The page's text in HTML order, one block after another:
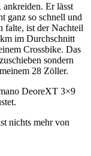
Er lässt
ganz so schnell und
falte, ist der Nachteil
im Durchschnitt
Crossbike. Das
sondern
28 Zöller.
DeoreXT 3×9
nichts mehr von